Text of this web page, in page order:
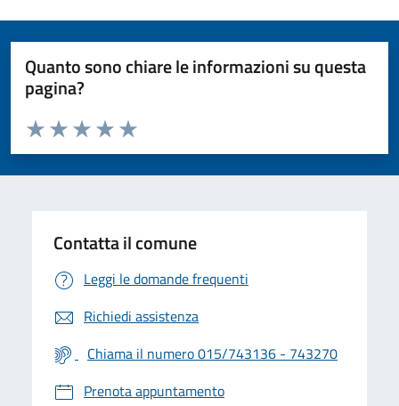
Quanto sono chiare le informazioni su questa
pagina?
Valuta da 1 a 5 stelle la pagina
Valuta 5 stelle su 5
Valuta 4 stelle su 5
Valuta 3 stelle su 5
Valuta 2 stelle su 5
Valuta 1 stelle su 5
Contatta il comune
Leggi le domande frequenti
Richiedi assistenza
Chiama il numero 015/743136 - 743270
Prenota appuntamento